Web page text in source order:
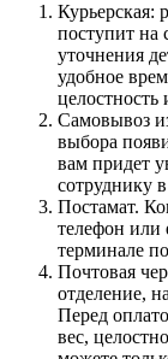
Курьерская:
поступит на
уточнения
удобное
целостность
Самовывоз
выбора
вам придет
сотруднику
Постамат.
телефон или
терминале
Почтовая
отделение,
Перед
вес,